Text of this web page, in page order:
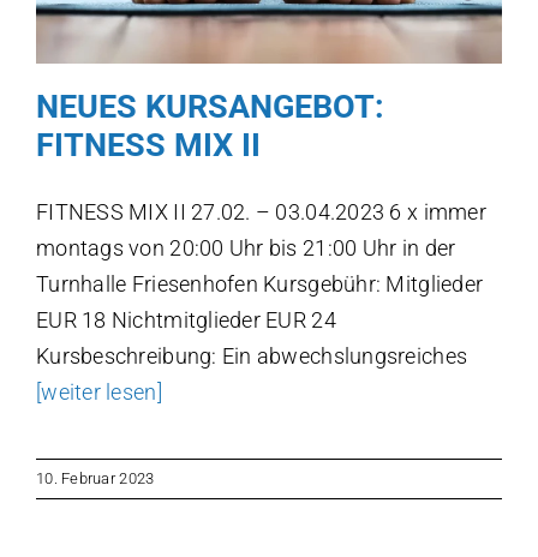
NEUES KURSANGEBOT:
FITNESS MIX II
FITNESS MIX II 27.02. – 03.04.2023 6 x immer
montags von 20:00 Uhr bis 21:00 Uhr in der
Turnhalle Friesenhofen Kursgebühr: Mitglieder
EUR 18 Nichtmitglieder EUR 24
Kursbeschreibung: Ein abwechslungsreiches
[weiter lesen]
10. Februar 2023